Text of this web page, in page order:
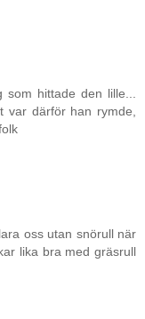
hittade den lille...
var därför han rymde,
oss utan snörull när
lika bra med gräsrull